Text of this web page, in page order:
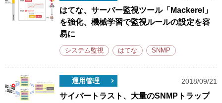
はてな、サーバー監視ツール「Mackerel」
を強化、機械学習で監視ルールの設定を容
易に
システム監視 はてな SNMP
運用管理 2018/09/21
サイバートラスト、大量のSNMPトラップ